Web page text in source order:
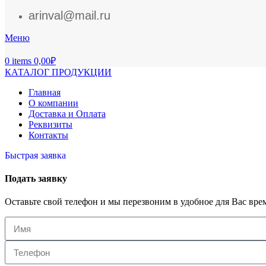
arinval@mail.ru
Меню
0 items 0,00₽
КАТАЛОГ ПРОДУКЦИИ
Главная
О компании
Доставка и Оплата
Реквизиты
Контакты
Быстрая заявка
Подать заявку
Оставьте свой телефон и мы перезвоним в удобное для Вас